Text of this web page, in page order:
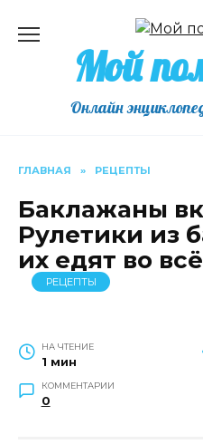
содержаниюМой
Онлайн
ГЛАВНАЯ » РЕЦЕПТЫ
Баклажаны
Рулетики из
их едят во
РЕЦЕПТЫ
НА ЧТЕНИЕ
1 мин
КОММЕНТАРИИ
0